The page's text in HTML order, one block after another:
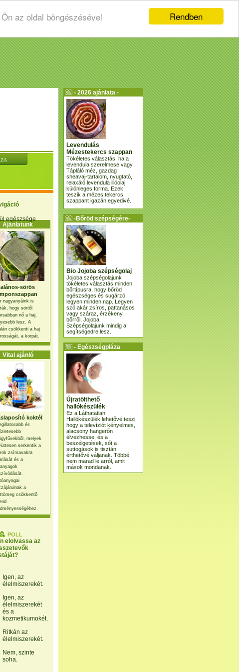
Rendben
az oldal böngészésével
egészsége
sörös
nagyanyáink is
hogy sörtől
nő a haj,
lesz. A
csökkenti a haj
a korpát.
ajánló
koktél
és
melyek
serkentik a
zsírsavakra
és a
a
csökkentő
POLL
elolvassa az
Igen, az
élelmiszerekét.
Igen, az
élelmiszerekét
és a
kozmetikumokét.
Ritkán az
élelmiszerekét.
Nem, szinte
soha.
- 2026 ajánlata -
Levendulás
Mézestekercs szappan
Tökéletes választás, ha a
levendula szerelmese vagy.
Tápláló méz, gazdag
sheavaj-tartalom, nyugtató,
relaxáló levendula illóolaj,
különleges forma. Ezek
teszik a mézes tekercs
szappant igazán egyedivé.
-Bőröd szépségére-
Bio Jojoba szépségolaj
Jojoba szépségolajunk
tökéletes választás minden
bőrtípusra, hogy bőröd
egészséges és sugárzó
legyen minden nap. Legyen
szó akár zsíros, pattanásos
vagy száraz, érzékeny
bőrről, Jojoba
Szépségolajunk mindig a
segítségedre lesz.
- Egészségpláza
ajánlatunk -
Újratölthető
hallókészülék
Ez a Láthatatlan
Hallókészülék lehetővé teszi,
hogy a televíziót kényelmes,
alacsony hangerőn
élvezhesse, és a
beszélgetések, sőt a
suttogások is tisztán
érthetővé váljanak. Többé
nem marad le arról, amit
mások mondanak.